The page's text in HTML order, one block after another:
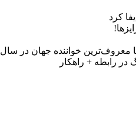
کرد
خواننده جهان در سال ۲۰۲۶